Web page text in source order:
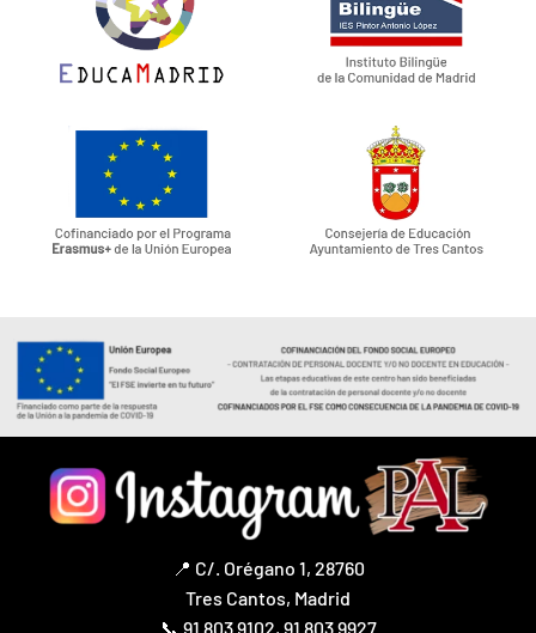
📍 C/. Orégano 1, 28760
Tres Cantos, Madrid
📞 91 803 9102, 91 803 9927